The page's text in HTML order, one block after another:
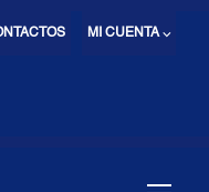
MI CUENTA ⌵